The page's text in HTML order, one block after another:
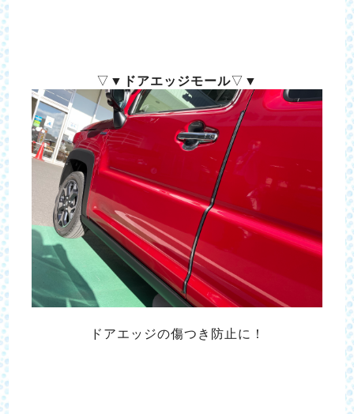
▽▼ ドアエッジモール▽▼
ドアエッジの傷つき防止に！